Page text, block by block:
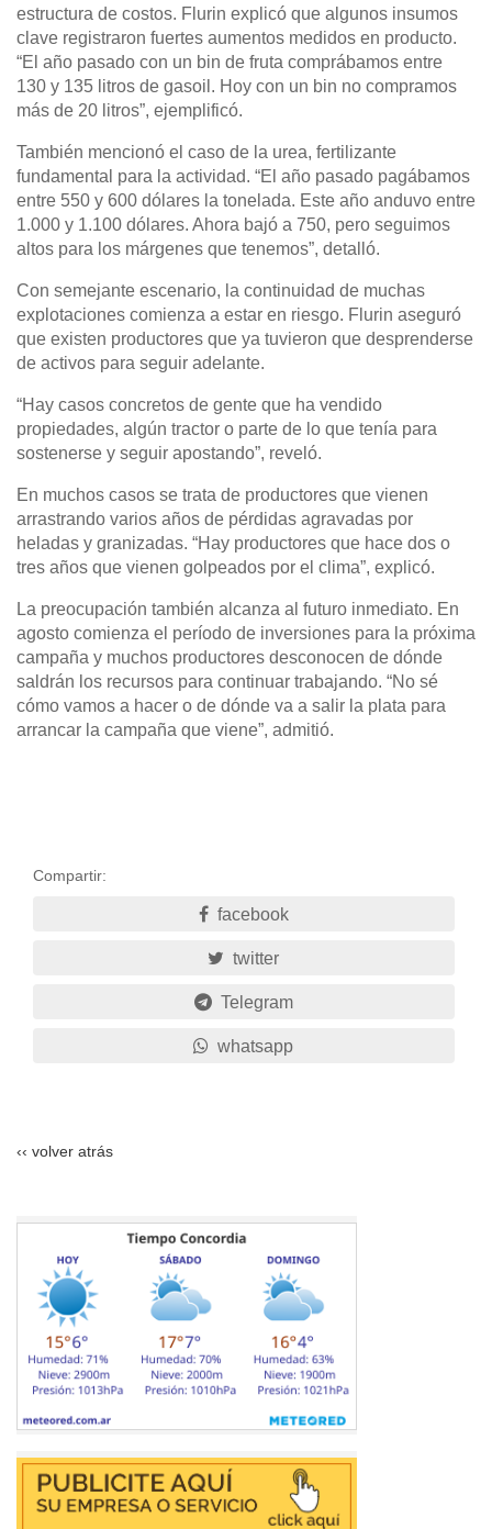
estructura de costos. Flurin explicó que algunos insumos
clave registraron fuertes aumentos medidos en producto.
“El año pasado con un bin de fruta comprábamos entre
130 y 135 litros de gasoil. Hoy con un bin no compramos
más de 20 litros”, ejemplificó.
También mencionó el caso de la urea, fertilizante
fundamental para la actividad. “El año pasado pagábamos
entre 550 y 600 dólares la tonelada. Este año anduvo entre
1.000 y 1.100 dólares. Ahora bajó a 750, pero seguimos
altos para los márgenes que tenemos”, detalló.
Con semejante escenario, la continuidad de muchas
explotaciones comienza a estar en riesgo. Flurin aseguró
que existen productores que ya tuvieron que desprenderse
de activos para seguir adelante.
“Hay casos concretos de gente que ha vendido
propiedades, algún tractor o parte de lo que tenía para
sostenerse y seguir apostando”, reveló.
En muchos casos se trata de productores que vienen
arrastrando varios años de pérdidas agravadas por
heladas y granizadas. “Hay productores que hace dos o
tres años que vienen golpeados por el clima”, explicó.
La preocupación también alcanza al futuro inmediato. En
agosto comienza el período de inversiones para la próxima
campaña y muchos productores desconocen de dónde
saldrán los recursos para continuar trabajando. “No sé
cómo vamos a hacer o de dónde va a salir la plata para
arrancar la campaña que viene”, admitió.
Compartir:
facebook
twitter
Telegram
whatsapp
‹‹ volver atrás